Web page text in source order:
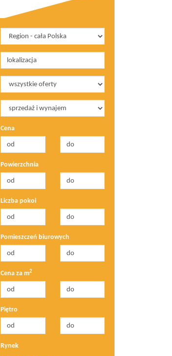
Cena
Powierzchnia
Liczba pokoi
Pomieszczeń biurowych
Cena za m2
Piętro
Rynek